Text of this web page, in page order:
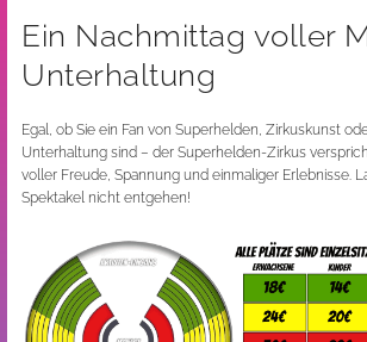
Ein Nachmittag voller
Unterhaltung
Egal, ob Sie ein Fan von Superhelden, Zirkuskunst
Unterhaltung sind – der Superhelden-Zirkus
voller Freude, Spannung und einmaliger Erlebnisse.
Spektakel nicht entgehen!